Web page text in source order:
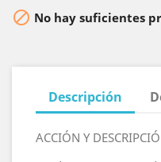
 No hay suficientes
Descripción
ACCIÓN Y